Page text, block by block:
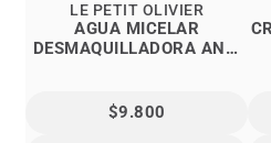
AGUA MICELAR
DESMAQUILLADORA ANTI
LE PETIT OLIVIER
$9.800